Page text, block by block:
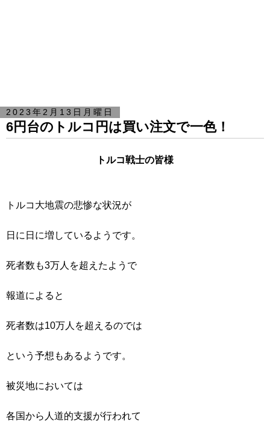
2023年2月13日月曜日
6円台のトルコ円は買い注文で一色！
トルコ戦士の皆様
トルコ大地震の悲惨な状況が
日に日に増しているようです。
死者数も3万人を超えたようで
報道によると
死者数は10万人を超えるのでは
という予想もあるようです。
被災地においては
各国から人道的支援が行われて